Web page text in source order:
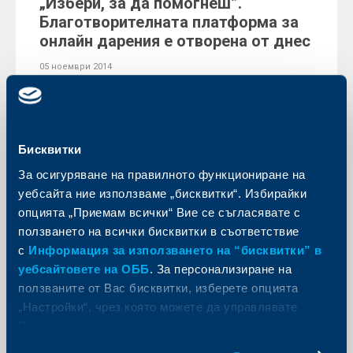
Бисквитки
За осигуряване на правилното функциониране на
уебсайта ние използваме „бисквитки“. Избирайки
опцията „Приемам всички“ Вие се съгласявате с
ползването на всички бисквитки в съответствие
с Информация за използването на “бисквитки” в
уебсайтовете на ОББ. За персонализиране на
ползваните от Вас бисквитки, изберете опцията
„Настройки“, чрез която можете да управлявате
Благотворителната платформа за
онлайн дарения е отворена от днес
05 ноември 2014
За шеста поредна година Райфайзенбанк стартира
дарителската кампания “Избери, за да помогнеш” с
Съобщения за клиенти
Промяна в лихвените условия по
пакет на ЧСИ от 5 януари 2015 г.